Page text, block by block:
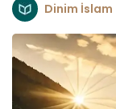
Dinim İslam